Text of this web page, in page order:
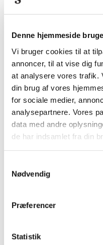
Denne hjemmeside
Vi bruger cookies til at
annoncer, til at vise dig
at analysere vores trafik.
din brug af vores
for sociale medier,
analysepartnere. Vores
data med andre
de har indsamlet fra din
Nødvendig
Præferencer
Statistik